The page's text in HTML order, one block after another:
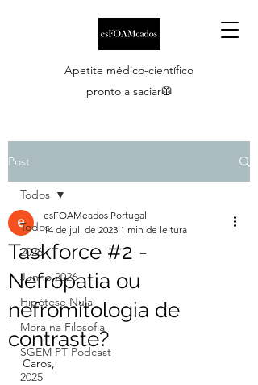
Apetite médico-científico
pronto a saciar🥼
Post
Todos
2026
Junho 2026
Hipótese Nula
Mora na Filosofia
SGEM PT Podcast
2025
Todos
Taskforce #2 -
Nefropatia ou
nefromitologia de
contraste?
esFOAMeados Portugal
14 de jul. de 2023 1 min de leitura
Caros,